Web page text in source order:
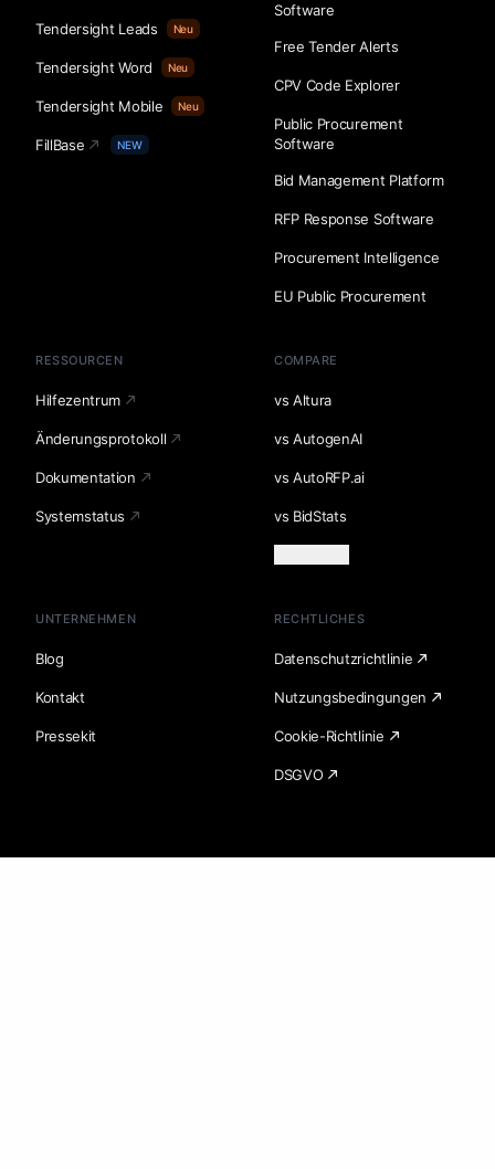
Tendersight Leads Neu
Tendersight Word Neu
Tendersight Mobile Neu
FillBase NEW
Software
Free Tender Alerts
CPV Code Explorer
Public Procurement
Software
Bid Management Platform
RFP Response Software
Procurement Intelligence
EU Public Procurement
RESSOURCEN
Hilfezentrum
Änderungsprotokoll
Dokumentation
Systemstatus
COMPARE
vs Altura
vs AutogenAI
vs AutoRFP.ai
vs BidStats
UNTERNEHMEN
Blog
Kontakt
Pressekit
RECHTLICHES
Datenschutzrichtlinie
Nutzungsbedingungen
Cookie-Richtlinie
DSGVO